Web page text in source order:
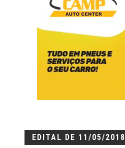
EDITAL DE 11/05/2018